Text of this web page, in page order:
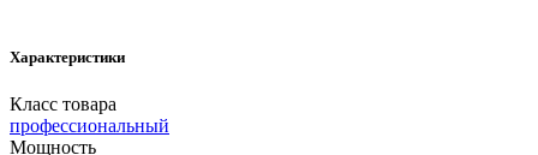
Характеристики
Класс товара
профессиональный
Мощность